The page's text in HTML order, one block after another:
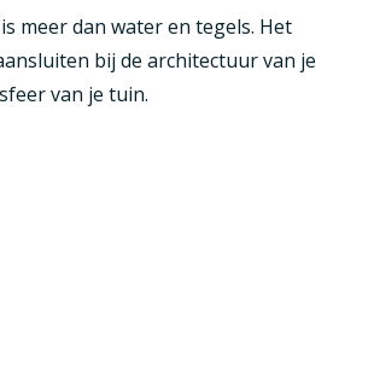
meer dan water en tegels. Het
bij de architectuur van je
van je tuin.